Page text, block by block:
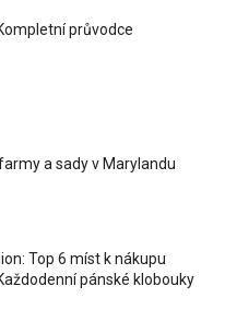
průvodce
a sady v Marylandu
Top 6 míst k nákupu
pánské klobouky